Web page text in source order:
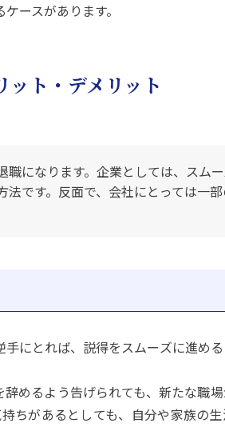
ースがあります。
ト・デメリット
になります。企業としては、スム
です。反面で、会社にとっては一
にとれば、説得をスムーズに進め
めるよう告げられても、新たな職
ちがあるとしても、自分や家族の